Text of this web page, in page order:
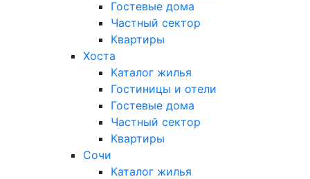
Гостевые дома
Частный сектор
Квартиры
Хоста
Каталог жилья
Гостиницы и отели
Гостевые дома
Частный сектор
Квартиры
Сочи
Каталог жилья